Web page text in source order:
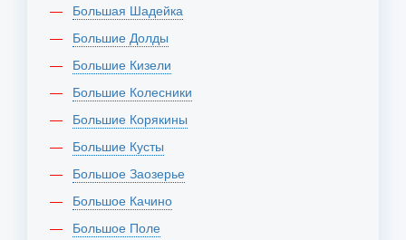
Большая Шадейка
Большие Долды
Большие Кизели
Большие Колесники
Большие Корякины
Большие Кусты
Большое Заозерье
Большое Качино
Большое Поле